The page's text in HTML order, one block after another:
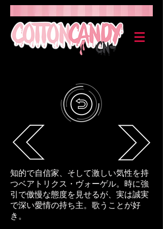
知的で自信家、そして激しい気性を持
つベアトリクス・ヴォーゲル。時に強
引で傲慢な態度を見せるが、実は誠実
で深い愛情の持ち主。歌うことが好
き。